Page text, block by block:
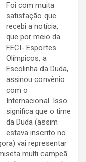
Foi com muita
satisfação que
recebi a notícia,
que por meio da
FECI- Esportes
Olímpicos, a
Escolinha da Duda,
assinou convênio
com o
Internacional. Isso
significa que o time
da Duda (assim
estava inscrito no
vai representar
multi campeã